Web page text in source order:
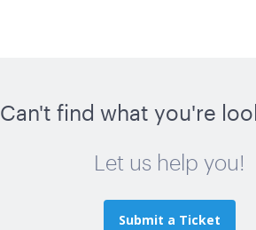
Can't find what you're
Let us help you!
Submit a Ticket